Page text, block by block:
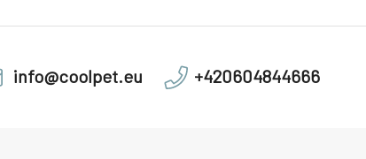
info@coolpet.eu +420604844666